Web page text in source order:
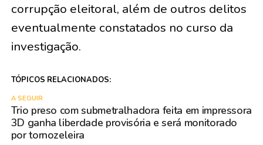
corrupção eleitoral, além de outros delitos
eventualmente constatados no curso da
investigação.
TÓPICOS RELACIONADOS:
A SEGUIR
Trio preso com submetralhadora feita em impressora
3D ganha liberdade provisória e será monitorado
por tornozeleira